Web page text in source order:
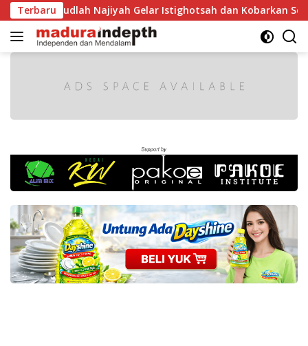
Langsung
ke
konten
Terbaru
MA Raudlah Najiyah Gelar Istighotsah dan Kobarkan